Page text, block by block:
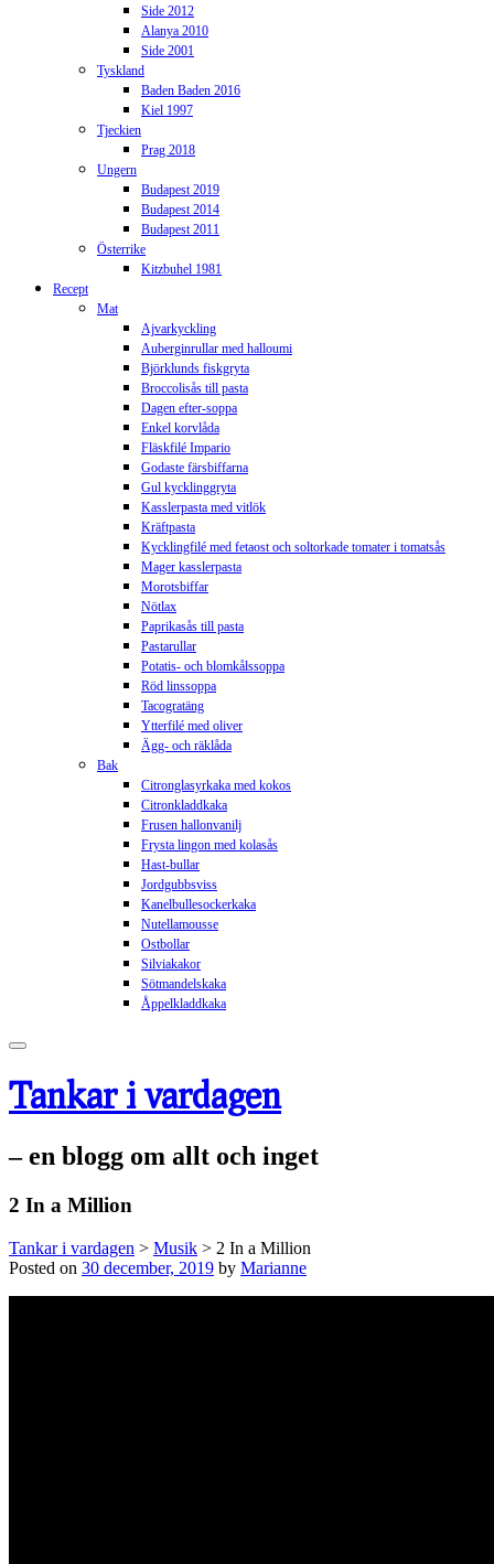
Side 2012
Alanya 2010
Side 2001
Tyskland
Baden Baden 2016
Kiel 1997
Tjeckien
Prag 2018
Ungern
Budapest 2019
Budapest 2014
Budapest 2011
Österrike
Kitzbuhel 1981
Recept
Mat
Ajvarkyckling
Auberginrullar med halloumi
Björklunds fiskgryta
Broccolisås till pasta
Dagen efter-soppa
Enkel korvlåda
Fläskfilé Impario
Godaste färsbiffarna
Gul kycklinggryta
Kasslerpasta med vitlök
Kräftpasta
Kycklingfilé med fetaost och soltorkade tomater i tomatsås
Mager kasslerpasta
Morotsbiffar
Nötlax
Paprikasås till pasta
Pastarullar
Potatis- och blomkålssoppa
Röd linssoppa
Tacogratäng
Ytterfilé med oliver
Ägg- och räklåda
Bak
Citronglasyrkaka med kokos
Citronkladdkaka
Frusen hallonvanilj
Frysta lingon med kolasås
Hast-bullar
Jordgubbsviss
Kanelbullesockerkaka
Nutellamousse
Ostbollar
Silviakakor
Sötmandelskaka
Åppelkladdkaka
Tankar i vardagen
– en blogg om allt och inget
2 In a Million
Tankar i vardagen > Musik > 2 In a Million
Posted on 30 december, 2019 by Marianne